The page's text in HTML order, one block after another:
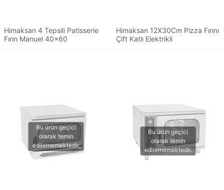
Himaksan 4 Tepsili Patisserie
Fırın Manuel 40x60
Himaksan 12X30Cm Pizza Fırını
Çift Katlı Elektrikli